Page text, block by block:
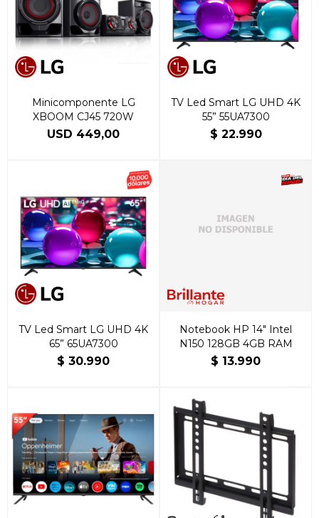
Minicomponente LG
XBOOM CJ45 720W
USD 449,00
TV Led Smart LG UHD 4K
55” 55UA7300
$ 22.990
TV Led Smart LG UHD 4K
65” 65UA7300
$ 30.990
Notebook HP 14" Intel
N150 128GB 4GB RAM
$ 13.990